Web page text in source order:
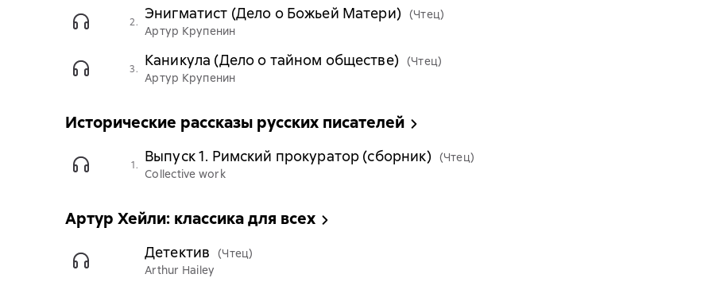
2. Энигматист (Дело о Божьей Матери) (Чтец)
Артур Крупенин
3. Каникула (Дело о тайном обществе) (Чтец)
Артур Крупенин
Исторические рассказы русских писателей
1. Выпуск 1. Римский прокуратор (сборник) (Чтец)
Collective work
Артур Хейли: классика для всех
Детектив
(Чтец)
Arthur Hailey